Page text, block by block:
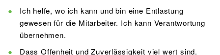
Ich helfe, wo ich kann und bin eine Entlastung
gewesen für die Mitarbeiter. Ich kann Verantwortung
übernehmen.
Dass Offenheit und Zuverlässigkeit viel wert sind.